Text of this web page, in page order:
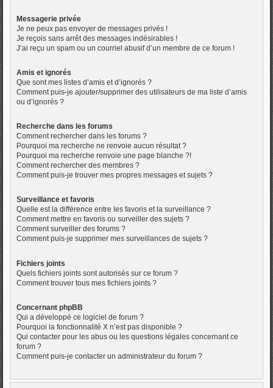
Messagerie privée
Je ne peux pas envoyer de messages privés !
Je reçois sans arrêt des messages indésirables !
J’ai reçu un spam ou un courriel abusif d’un membre de ce forum !
Amis et ignorés
Que sont mes listes d’amis et d’ignorés ?
Comment puis-je ajouter/supprimer des utilisateurs de ma liste d’amis
ou d’ignorés ?
Recherche dans les forums
Comment rechercher dans les forums ?
Pourquoi ma recherche ne renvoie aucun résultat ?
Pourquoi ma recherche renvoie une page blanche ?!
Comment rechercher des membres ?
Comment puis-je trouver mes propres messages et sujets ?
Surveillance et favoris
Quelle est la différence entre les favoris et la surveillance ?
Comment mettre en favoris ou surveiller des sujets ?
Comment surveiller des forums ?
Comment puis-je supprimer mes surveillances de sujets ?
Fichiers joints
Quels fichiers joints sont autorisés sur ce forum ?
Comment trouver tous mes fichiers joints ?
Concernant phpBB
Qui a développé ce logiciel de forum ?
Pourquoi la fonctionnalité X n’est pas disponible ?
Qui contacter pour les abus ou les questions légales concernant ce
forum ?
Comment puis-je contacter un administrateur du forum ?